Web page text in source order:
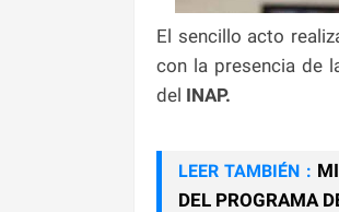
El sencillo acto
con la presencia de
del INAP.
LEER TAMBIÉN :
DEL PROGRAMA